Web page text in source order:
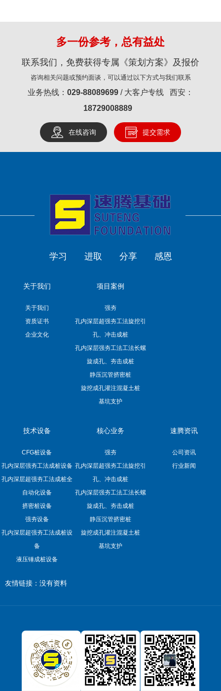
多一份参考，总有益处
联系我们，免费获得专属《策划方案》及报价
咨询相关问题或预约面谈，可以通过以下方式与我们联系
业务热线： 029-88089699 / 大客户专线 西安：
18729008889
在线咨询 提交需求
学习 进取 分享 感恩
关于我们
关于我们
资质证书
企业文化
项目案例
强夯
孔内深层超强夯工法旋挖引
孔、冲击成桩
孔内深层强夯工法工法长螺
旋成孔、夯击成桩
静压沉管挤密桩
旋挖成孔灌注混凝土桩
基坑支护
技术设备
CFG桩设备
孔内深层强夯工法成桩设备
孔内深层超强夯工法成桩全
自动化设备
挤密桩设备
强夯设备
孔内深层超强夯工法成桩设
备
液压锤成桩设备
核心业务
强夯
孔内深层超强夯工法旋挖引
孔、冲击成桩
孔内深层强夯工法工法长螺
旋成孔、夯击成桩
静压沉管挤密桩
旋挖成孔灌注混凝土桩
基坑支护
速腾资讯
公司资讯
行业新闻
友情链接：没有资料